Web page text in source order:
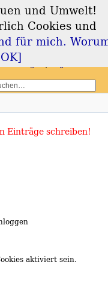
und
Einträge schreiben!
aktiviert sein.
und Umwelt!
Cookies und
für mich.